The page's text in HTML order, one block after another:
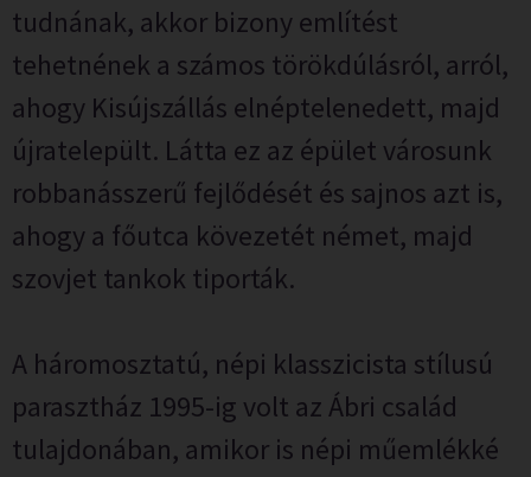
tudnának, akkor bizony említést
tehetnének a számos törökdúlásról, arról,
ahogy Kisújszállás elnéptelenedett, majd
újratelepült. Látta ez az épület városunk
robbanásszerű fejlődését és sajnos azt is,
ahogy a főutca kövezetét német, majd
szovjet tankok tiporták.
A háromosztatú, népi klasszicista stílusú
parasztház 1995-ig volt az Ábri család
tulajdonában, amikor is népi műemlékké